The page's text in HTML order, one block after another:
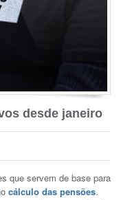
desde janeiro
que servem de base para
cálculo das pensões.